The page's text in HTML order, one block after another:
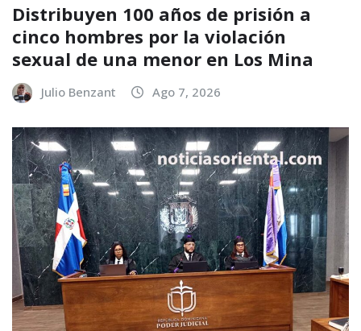
Distribuyen 100 años de prisión a
cinco hombres por la violación
sexual de una menor en Los Mina
Julio Benzant Ago 7, 2026